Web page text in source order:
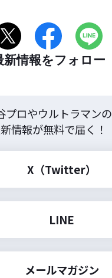
新情報をフォロー
プロやウルトラマンの
情報が無料で届く！
X（Twitter）
LINE
メールマガジン